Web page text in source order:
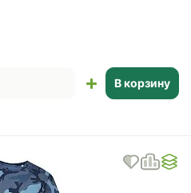
В корзину